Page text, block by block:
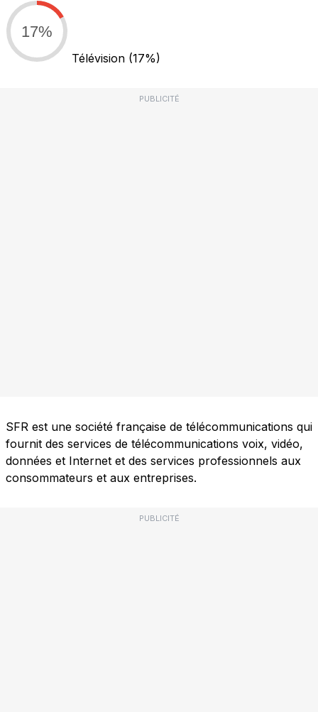
17%
Télévision (17%)
PUBLICITÉ
SFR est une société française de télécommunications qui
fournit des services de télécommunications voix, vidéo,
données et Internet et des services professionnels aux
consommateurs et aux entreprises.
PUBLICITÉ